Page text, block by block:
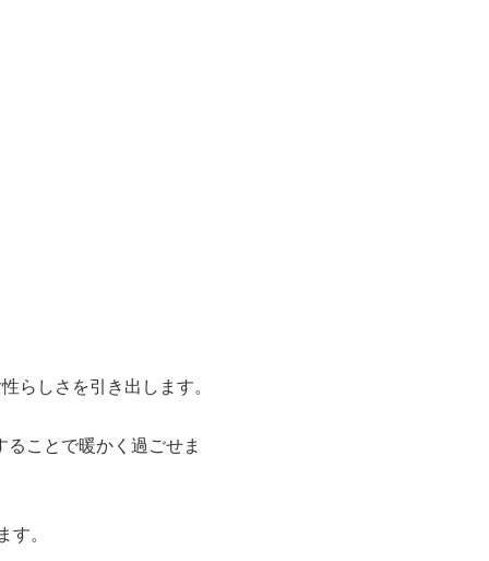
らしさを引き出します。
ことで暖かく過ごせま
。